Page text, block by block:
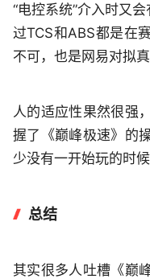
“电控系统”介入时又
过TCS和ABS都是在
不可，也是网易对拟
人的适应性果然很强
握了《巅峰极速》的
少没有一开始玩的时候
总结
其实很多人吐槽《巅